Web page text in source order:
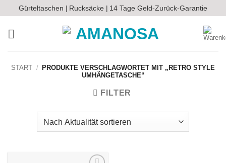
Inhalt
springen
Gürteltaschen | Rucksäcke | 14 Tage Geld-Zurück-Garantie
START /
PRODUKTE VERSCHLAGWORTET MIT „RETRO STYLE
UMHÄNGETASCHE“
FILTER